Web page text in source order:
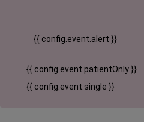
{{ config.event.alert }}
{{ config.event.patientOnly }}
{{ config.event.single }}